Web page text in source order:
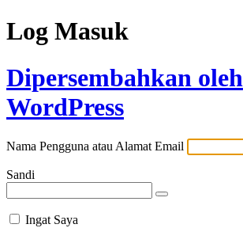
Log Masuk
Dipersembahkan oleh
WordPress
Nama Pengguna atau Alamat Email
Sandi
Ingat Saya